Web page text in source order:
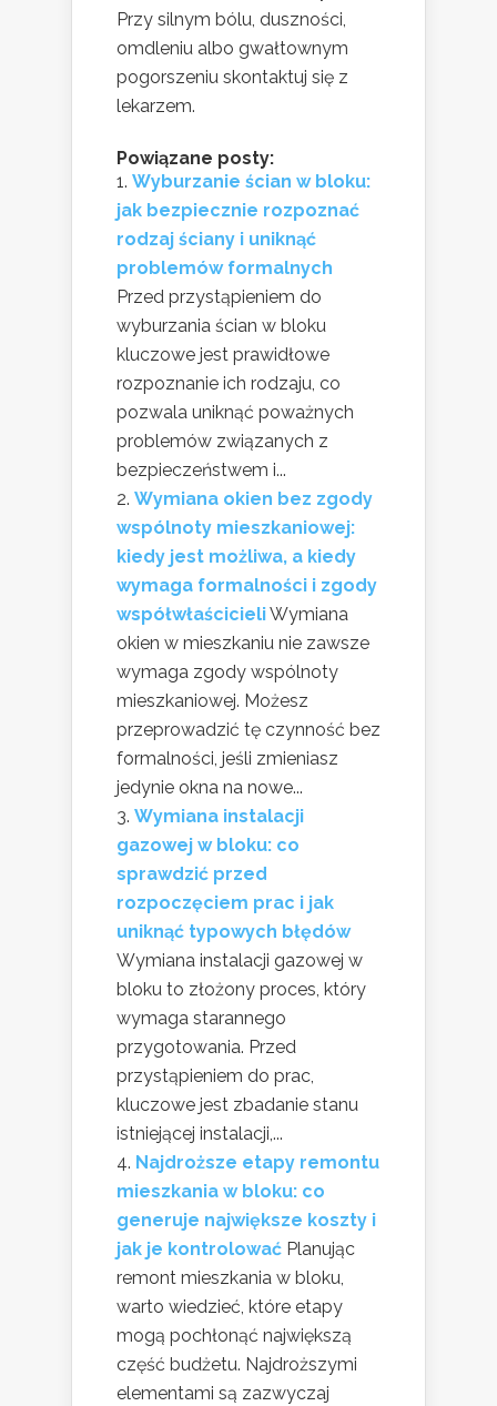
Przy silnym bólu, duszności,
omdleniu albo gwałtownym
pogorszeniu skontaktuj się z
lekarzem.
Powiązane posty:
Wyburzanie ścian w bloku:
jak bezpiecznie rozpoznać
rodzaj ściany i uniknąć
problemów formalnych
Przed przystąpieniem do
wyburzania ścian w bloku
kluczowe jest prawidłowe
rozpoznanie ich rodzaju, co
pozwala uniknąć poważnych
problemów związanych z
bezpieczeństwem i...
Wymiana okien bez zgody
wspólnoty mieszkaniowej:
kiedy jest możliwa, a kiedy
wymaga formalności i zgody
współwłaścicieliWymiana
okien w mieszkaniu nie zawsze
wymaga zgody wspólnoty
mieszkaniowej. Możesz
przeprowadzić tę czynność bez
formalności, jeśli zmieniasz
jedynie okna na nowe...
Wymiana instalacji
gazowej w bloku: co
sprawdzić przed
rozpoczęciem prac i jak
uniknąć typowych błędów
Wymiana instalacji gazowej w
bloku to złożony proces, który
wymaga starannego
przygotowania. Przed
przystąpieniem do prac,
kluczowe jest zbadanie stanu
istniejącej instalacji,...
Najdroższe etapy remontu
mieszkania w bloku: co
generuje największe koszty i
jak je kontrolować Planując
remont mieszkania w bloku,
warto wiedzieć, które etapy
mogą pochłonąć największą
część budżetu. Najdroższymi
elementami są zazwyczaj